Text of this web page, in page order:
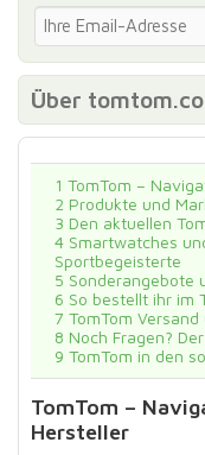
Über
1 TomTom –
2 Produkte und
3 Den aktuellen
4 Smartwatches
Sportbegeisterte
5 Sonderangebote
6 So bestellt ihr im
7 TomTom
8 Noch Fragen?
9 TomTom in den
TomTom –
Hersteller